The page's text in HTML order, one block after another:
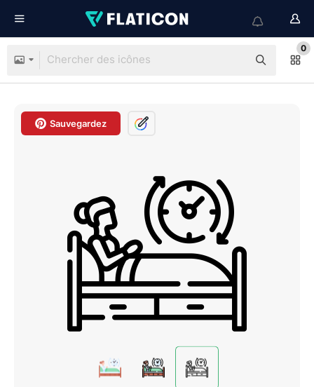
0
Sauvegardez